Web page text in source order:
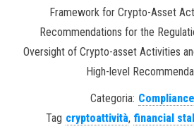
Framework for Crypto-Asset
Recommendations for the
Oversight of Crypto-asset Activities
High-level
Categoria: Compliance
Tag cryptoattività, financial